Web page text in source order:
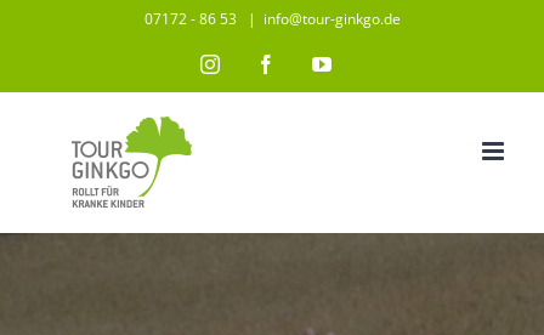
07172 - 86 53 | info@tour-ginkgo.de
InstagramFacebookYouTube